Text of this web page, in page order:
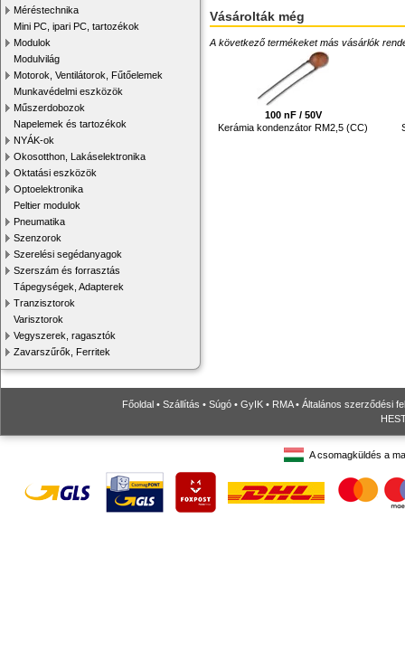
Méréstechnika
Mini PC, ipari PC, tartozékok
Modulok
Modulvilág
Motorok, Ventilátorok, Fűtőelemek
Munkavédelmi eszközök
Műszerdobozok
Napelemek és tartozékok
NYÁK-ok
Okosotthon, Lakáselektronika
Oktatási eszközök
Optoelektronika
Peltier modulok
Pneumatika
Szenzorok
Szerelési segédanyagok
Szerszám és forrasztás
Tápegységek, Adapterek
Tranzisztorok
Varisztorok
Vegyszerek, ragasztók
Zavarszűrők, Ferritek
Vásárolták még
A következő termékeket más vásárlók
100 nF / 50V
Kerámia kondenzátor RM2,5 (CC)
Főoldal • Szállítás • Súgó • GyIK • RMA• Általános szerződési
A csomagküldés a